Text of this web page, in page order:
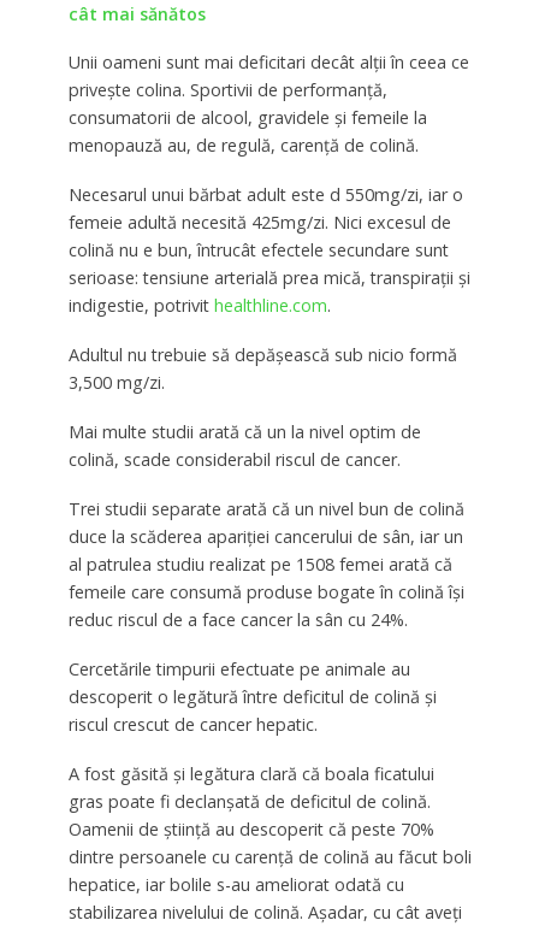
cât mai sănătos
Unii oameni sunt mai deficitari decât alții în ceea ce
privește colina. Sportivii de performanță,
consumatorii de alcool, gravidele și femeile la
menopauză au, de regulă, carență de colină.
Necesarul unui bărbat adult este d 550mg/zi, iar o
femeie adultă necesită 425mg/zi. Nici excesul de
colină nu e bun, întrucât efectele secundare sunt
serioase: tensiune arterială prea mică, transpirații și
indigestie, potrivit healthline.com.
Adultul nu trebuie să depășească sub nicio formă
3,500 mg/zi.
Mai multe studii arată că un la nivel optim de
colină, scade considerabil riscul de cancer.
Trei studii separate arată că un nivel bun de colină
duce la scăderea apariției cancerului de sân, iar un
al patrulea studiu realizat pe 1508 femei arată că
femeile care consumă produse bogate în colină își
reduc riscul de a face cancer la sân cu 24%.
Cercetările timpurii efectuate pe animale au
descoperit o legătură între deficitul de colină și
riscul crescut de cancer hepatic.
A fost găsită și legătura clară că boala ficatului
gras poate fi declanșată de deficitul de colină.
Oamenii de știință au descoperit că peste 70%
dintre persoanele cu carență de colină au făcut boli
hepatice, iar bolile s-au ameliorat odată cu
stabilizarea nivelului de colină. Așadar, cu cât aveți